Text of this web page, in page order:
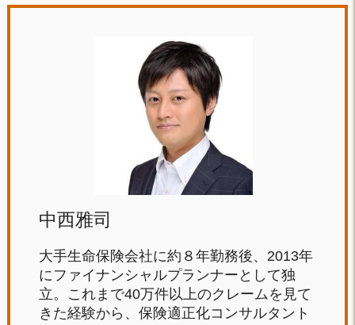
中西雅司
大手生命保険会社に約８年勤務後、2013年
にファイナンシャルプランナーとして独
立。これまで40万件以上のクレームを見て
きた経験から、保険適正化コンサルタント